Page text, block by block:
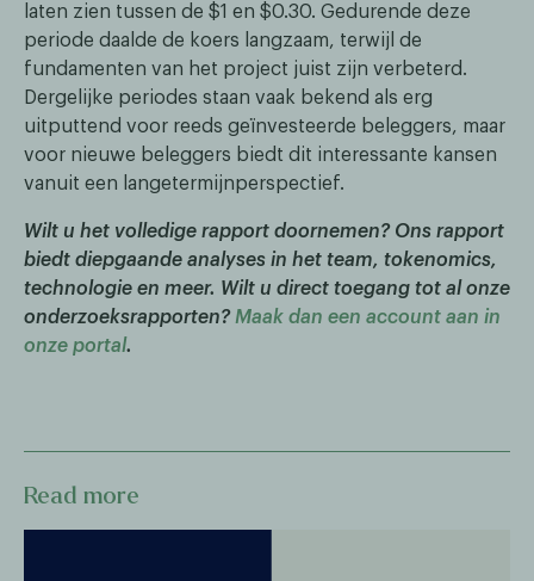
laten zien tussen de $1 en $0.30. Gedurende deze
periode daalde de koers langzaam, terwijl de
fundamenten van het project juist zijn verbeterd.
Dergelijke periodes staan vaak bekend als erg
uitputtend voor reeds geïnvesteerde beleggers, maar
voor nieuwe beleggers biedt dit interessante kansen
vanuit een langetermijnperspectief.
Wilt u het volledige rapport doornemen? Ons rapport
biedt diepgaande analyses in het team, tokenomics,
technologie en meer. Wilt u direct toegang tot al onze
onderzoeksrapporten? Maak dan een account aan in
onze portal.
Read more